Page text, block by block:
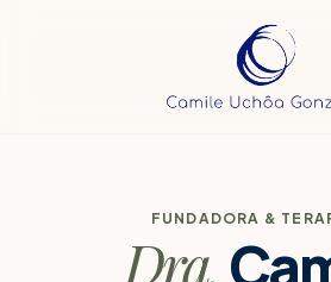
Agende sua
FUNDADORA &
Dra.